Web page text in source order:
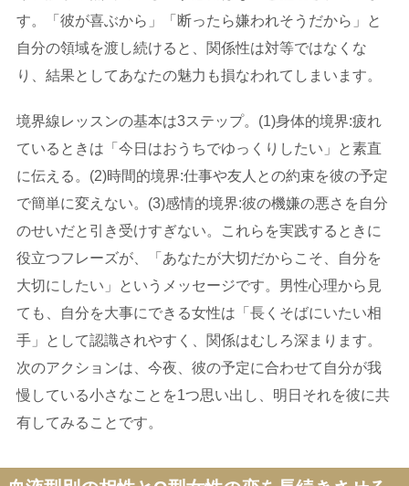
す。「彼が喜ぶから」「断ったら嫌われそうだから」と
自分の領域を渡し続けると、関係性は対等ではなくな
り、結果としてあなたの魅力も損なわれてしまいます。
境界線レッスンの基本は3ステップ。(1)身体的境界:疲れ
ているときは「今日はおうちでゆっくりしたい」と素直
に伝える。(2)時間的境界:仕事や友人との約束を彼の予定
で簡単に変えない。(3)感情的境界:彼の機嫌の悪さを自分
のせいだと引き受けすぎない。これらを実践するときに
役立つフレーズが、「あなたが大切だからこそ、自分を
大切にしたい」というメッセージです。男性心理から見
ても、自分を大事にできる女性は「長くそばにいたい相
手」として認識されやすく、関係はむしろ深まります。
次のアクションは、今夜、彼の予定に合わせて自分が我
慢している小さなことを1つ思い出し、明日それを彼に共
有してみることです。